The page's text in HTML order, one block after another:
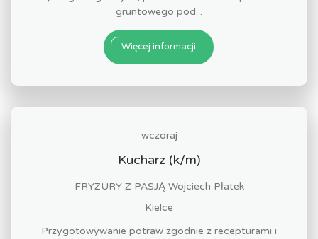
gruntowego pod...
Więcej informacji
wczoraj
Kucharz (k/m)
FRYZURY Z PASJĄ Wojciech Płatek
Kielce
Przygotowywanie potraw zgodnie z recepturami i